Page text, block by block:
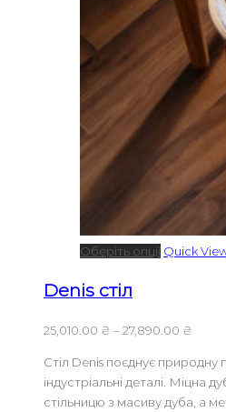
Оберіть опції Quick
Denis стіл
25,010.00 ₴ –27,890.00 ₴
Стіл Denis поєднує природну
індустріальні деталі. Міцна
стільницю з масиву дуба, а